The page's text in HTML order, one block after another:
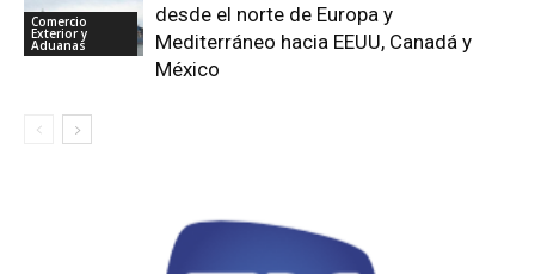
Comercio
Exterior y
Aduanas
desde el norte de Europa y
Mediterráneo hacia EEUU, Canadá y
México